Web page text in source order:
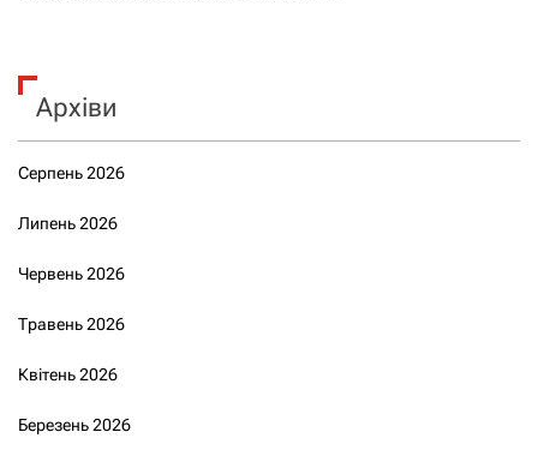
Архіви
Серпень 2026
Липень 2026
Червень 2026
Травень 2026
Квітень 2026
Березень 2026